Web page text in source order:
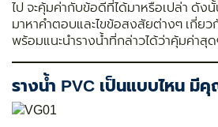
ไป จะคุ้มค่ากับข้อดีที่ได้มาหรือเปล่า ดัง
มาหาคำตอบและไขข้อสงสัยต่างๆ เกี่ยว
พร้อมแนะนำรางน้ำที่กล่าวได้ว่าคุ้มค่าสุ
รางน้ำ PVC เป็นแบบไหน มี